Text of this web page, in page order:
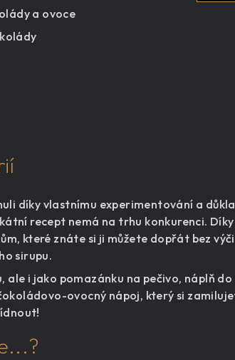
a ovoce
díky vlastnímu experimentování a
recept nemá na trhu konkurenci.
které znáte si ji můžete dopřát bez
sirupu.
ale i jako pomazánku na pečivo, náplň
ovocný nápoj, který si